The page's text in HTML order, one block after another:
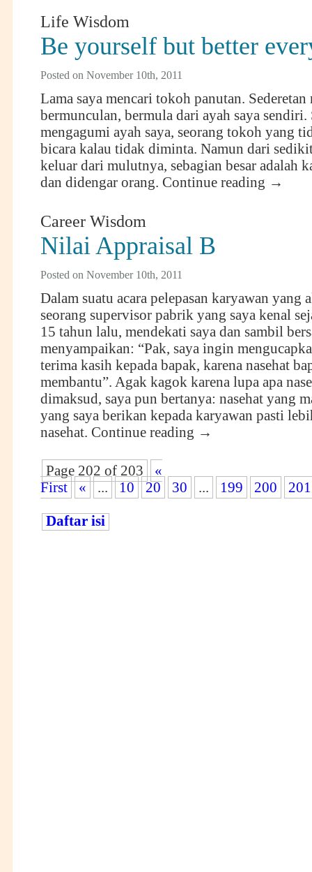
Life Wisdom
Be yourself but better
Posted on November 10th, 2011
Lama saya mencari tokoh panutan. Sederetan
bermunculan, bermula dari ayah saya sendiri.
mengagumi ayah saya, seorang tokoh yang
bicara kalau tidak diminta. Namun dari
keluar dari mulutnya, sebagian besar adalah
dan didengar orang. Continue reading →
Career Wisdom
Nilai Appraisal B
Posted on November 10th, 2011
Dalam suatu acara pelepasan karyawan yang
seorang supervisor pabrik yang saya kenal
15 tahun lalu, mendekati saya dan sambil
menyampaikan: “Pak, saya ingin
terima kasih kepada bapak, karena nasehat
membantu”. Agak kagok karena lupa apa
dimaksud, saya pun bertanya: nasehat yang
yang saya berikan kepada karyawan pasti
nasehat. Continue reading →
Page 202 of 203
«
First
« ... 10 20 30 ... 199 200
201
Daftar isi